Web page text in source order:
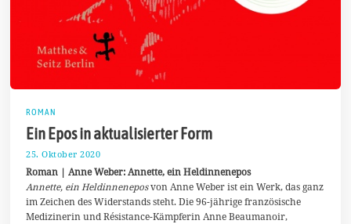
ROMAN
Ein Epos in aktualisierter Form
25. Oktober 2020
.
N
o
v
e
Roman | Anne Weber: Annette, ein Heldinnenepos
Annette, ein Heldinneneposvon Anne Weber ist ein Werk, das ganz
im Zeichen des Widerstands steht. Die 96-jährige französische
Medizinerin und Résistance-Kämpferin Anne Beaumanoir,